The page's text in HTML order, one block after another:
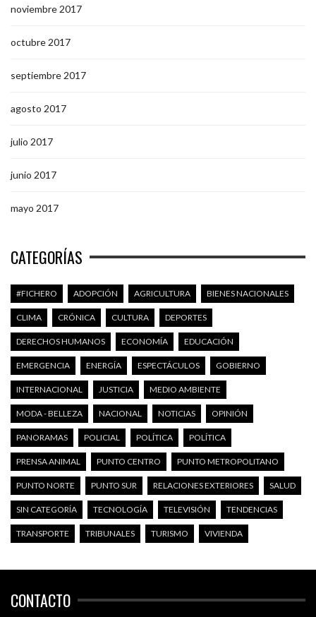
noviembre 2017
octubre 2017
septiembre 2017
agosto 2017
julio 2017
junio 2017
mayo 2017
CATEGORÍAS
#FICHERO ADOPCIÓN AGRICULTURA BIENES NACIONALES
CLIMA CRÓNICA CULTURA DEPORTES
DERECHOS HUMANOS ECONOMÍA EDUCACIÓN
EMERGENCIA ENERGÍA ESPECTÁCULOS GOBIERNO
INTERNACIONAL JUSTICIA MEDIO AMBIENTE
MODA - BELLEZA NACIONAL NOTICIAS OPINIÓN
PANORAMAS POLICIAL POLÍTICA POLÍTICA
PRENSA ANIMAL PUNTO CENTRO PUNTO METROPOLITANO
PUNTO NORTE PUNTO SUR RELACIONES EXTERIORES SALUD
SIN CATEGORÍA TECNOLOGÍA TELEVISIÓN TENDENCIAS
TRANSPORTE TRIBUNALES TURISMO VIVIENDA
CONTACTO